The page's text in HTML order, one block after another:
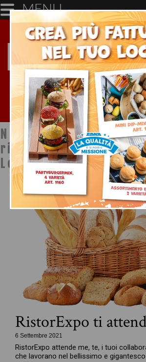
MENU
Notizie dal mondo
ristorazione a cura
Lombardia SpA
RistorExpo ti
6 Settembre 2021
RistorExpo attende me, te, i tuoi
che lavorano nel bellissimo e